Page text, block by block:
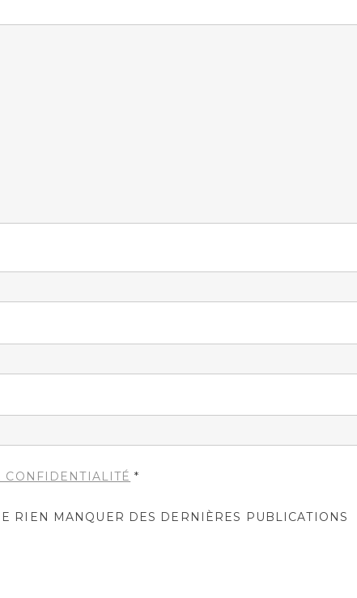
CONFIDENTIALITÉ *
RIEN MANQUER DES DERNIÈRES PUBLICATIONS